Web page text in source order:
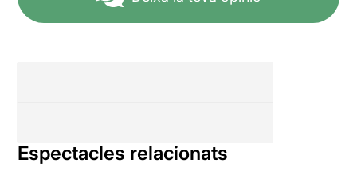
Espectacles relacionats